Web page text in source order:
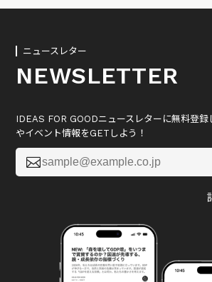
ニュースレター
NEWSLETTER
IDEAS FOR GOODニュースレターに無料登録
やイベント情報をGETしよう！
